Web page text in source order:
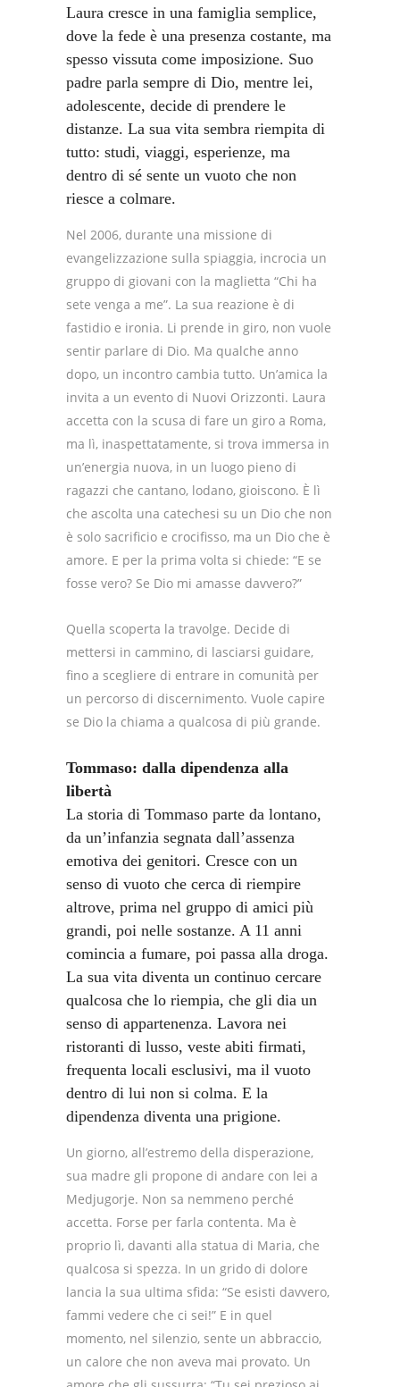
Laura cresce in una famiglia semplice,
dove la fede è una presenza costante, ma
spesso vissuta come imposizione. Suo
padre parla sempre di Dio, mentre lei,
adolescente, decide di prendere le
distanze. La sua vita sembra riempita di
tutto: studi, viaggi, esperienze, ma
dentro di sé sente un vuoto che non
riesce a colmare.
Nel 2006, durante una missione di
evangelizzazione sulla spiaggia, incrocia un
gruppo di giovani con la maglietta “Chi ha
sete venga a me”. La sua reazione è di
fastidio e ironia. Li prende in giro, non vuole
sentir parlare di Dio. Ma qualche anno
dopo, un incontro cambia tutto. Un’amica la
invita a un evento di Nuovi Orizzonti. Laura
accetta con la scusa di fare un giro a Roma,
ma lì, inaspettatamente, si trova immersa in
un’energia nuova, in un luogo pieno di
ragazzi che cantano, lodano, gioiscono. È lì
che ascolta una catechesi su un Dio che non
è solo sacrificio e crocifisso, ma un Dio che è
amore. E per la prima volta si chiede: “E se
fosse vero? Se Dio mi amasse davvero?”
Quella scoperta la travolge. Decide di
mettersi in cammino, di lasciarsi guidare,
fino a scegliere di entrare in comunità per
un percorso di discernimento. Vuole capire
se Dio la chiama a qualcosa di più grande.
Tommaso: dalla dipendenza alla
libertà
La storia di Tommaso parte da lontano,
da un’infanzia segnata dall’assenza
emotiva dei genitori. Cresce con un
senso di vuoto che cerca di riempire
altrove, prima nel gruppo di amici più
grandi, poi nelle sostanze. A 11 anni
comincia a fumare, poi passa alla droga.
La sua vita diventa un continuo cercare
qualcosa che lo riempia, che gli dia un
senso di appartenenza. Lavora nei
ristoranti di lusso, veste abiti firmati,
frequenta locali esclusivi, ma il vuoto
dentro di lui non si colma. E la
dipendenza diventa una prigione.
Un giorno, all’estremo della disperazione,
sua madre gli propone di andare con lei a
Medjugorje. Non sa nemmeno perché
accetta. Forse per farla contenta. Ma è
proprio lì, davanti alla statua di Maria, che
qualcosa si spezza. In un grido di dolore
lancia la sua ultima sfida: “Se esisti davvero,
fammi vedere che ci sei!” E in quel
momento, nel silenzio, sente un abbraccio,
un calore che non aveva mai provato. Un